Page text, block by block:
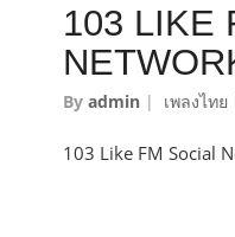
103 LIKE
Byadmin | เพลงไทย
103 Like FM Social